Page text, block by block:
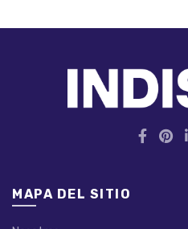
MAPA DEL SITIO